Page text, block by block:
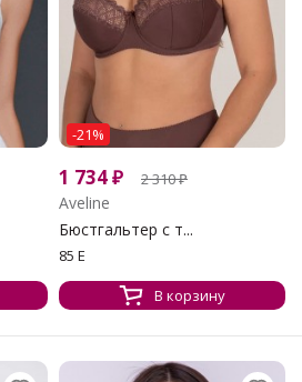
-21%
1 734₽ 2 310₽
Aveline
Бюстгальтер с т...
85 E
В корзину